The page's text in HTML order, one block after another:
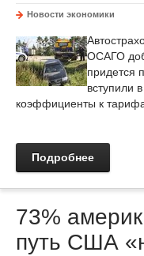
Новости экономики
ОСАГО
придется
вступили
коэффициенты к
Подробнее
73%
путь США